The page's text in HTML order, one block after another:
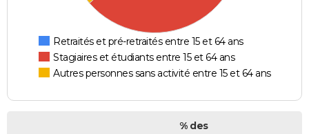
Retraités et pré-retraités entre 15 et 64 ans
Stagiaires et étudiants entre 15 et 64 ans
Autres personnes sans activité entre 15 et 64 ans
% des